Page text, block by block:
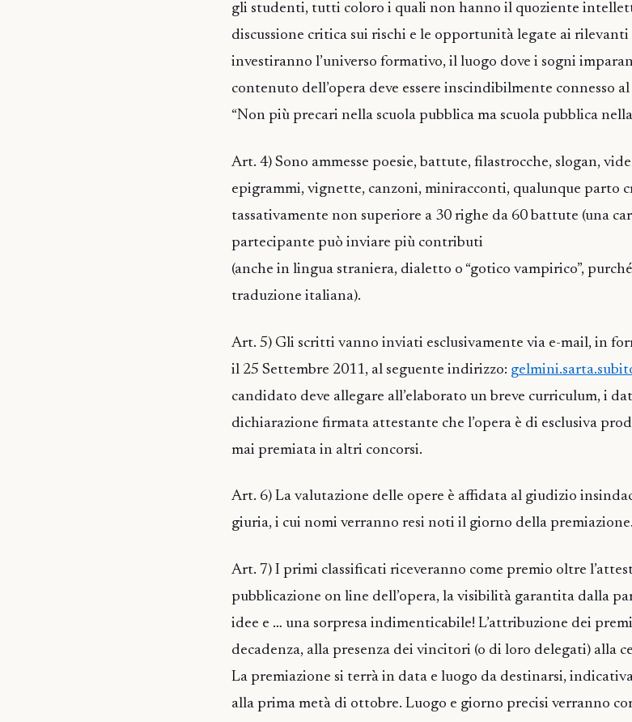
gli studenti, tutti coloro i quali non hanno il quoziente
discussione critica sui rischi e le opportunità legate ai rilevanti
investiranno l’universo formativo, il luogo dove i sogni
contenuto dell’opera deve essere inscindibilmente connesso al
“Non più precari nella scuola pubblica ma scuola pubblica
Art. 4) Sono ammesse poesie, battute, filastrocche, slogan,
epigrammi, vignette, canzoni, miniracconti, qualunque parto
tassativamente non superiore a 30 righe da 60 battute (una
partecipante può inviare più contributi
(anche in lingua straniera, dialetto o “gotico vampirico”,
traduzione italiana).
Art. 5) Gli scritti vanno inviati esclusivamente via e-mail, in
il 25 Settembre 2011, al seguente indirizzo:
candidato deve allegare all’elaborato un breve curriculum, i
dichiarazione firmata attestante che l’opera è di esclusiva
mai premiata in altri concorsi.
Art. 6) La valutazione delle opere è affidata al giudizio
giuria, i cui nomi verranno resi noti il giorno della premiazione.
Art. 7) I primi classificati riceveranno come premio oltre
pubblicazione on line dell’opera, la visibilità garantita dalla
idee e … una sorpresa indimenticabile! L’attribuzione dei
decadenza, alla presenza dei vincitori (o di loro delegati) alla
La premiazione si terrà in data e luogo da destinarsi,
alla prima metà di ottobre. Luogo e giorno precisi verranno